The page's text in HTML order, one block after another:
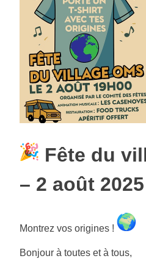
Fête du
– 2 août 2025
Montrez vos origines !
Bonjour à toutes et à tous,